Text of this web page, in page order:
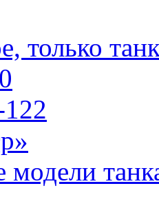
только
модели